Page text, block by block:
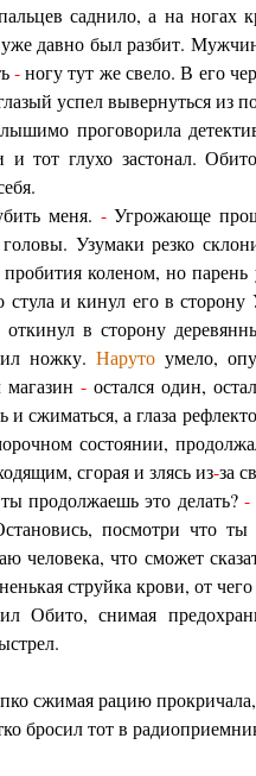
саднило, а на ногах
уже давно был разбит.
-ногу тут же свело. В его
успел вывернуться из
проговорила
и тот глухо застонал.
меня. -Угрожающе
Узумаки резко
коленом, но
стула и кинул его в
в сторону
ножку. Нарутоумело,
-остался один,
и сжиматься, а глаза
состоянии,
сгорая и злясь из-за
продолжаешь это делать?-
посмотри что
человека, что сможет
струйка крови, от
Обито, снимая
сжимая рацию
бросил тот в